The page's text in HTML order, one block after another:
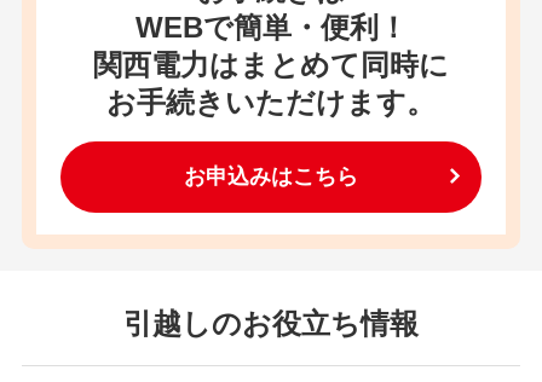
WEBで簡単・便利！
関西電力はまとめて同時に
お手続きいただけます。
お申込みはこちら
引越しのお役立ち情報